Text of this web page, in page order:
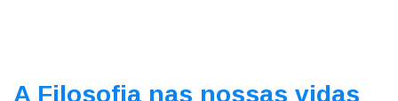
A Filosofia nas nossas vidas